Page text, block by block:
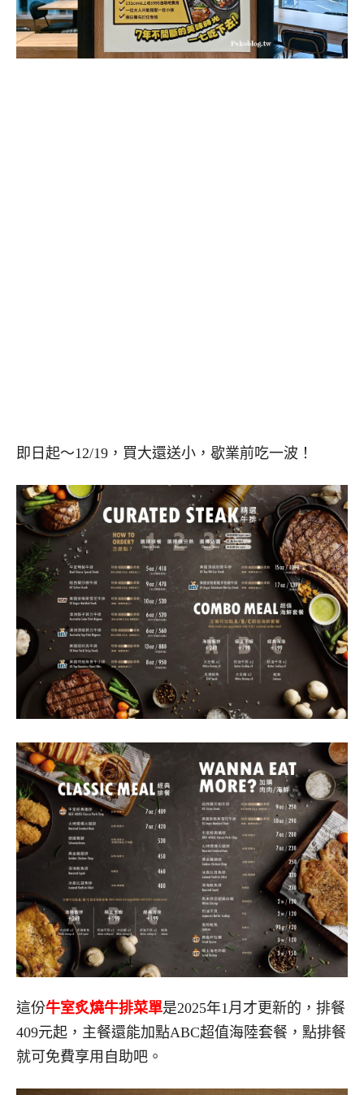
即日起～12/19，買大還送小，歇業前吃一波！
這份牛室炙燒牛排菜單是2025年1月才更新的，排餐
409元起，主餐還能加點ABC超值海陸套餐，點排餐
就可免費享用自助吧。